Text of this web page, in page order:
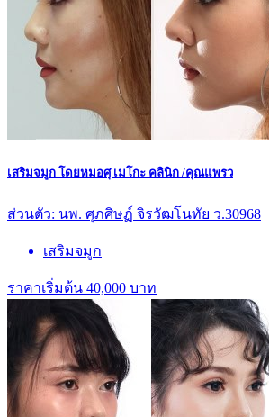
เสริมจมูก โดยหมอศุ เมโกะ คลินิก /คุณแพรว
ส่วนตัว: นพ. ศุภศิษฏ์ จิรวัฒโนทัย ว.30968
เสริมจมูก
ราคาเริ่มต้น 40,000 บาท